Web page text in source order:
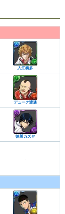
入江奏多
デューク渡邊
徳川カズヤ
-